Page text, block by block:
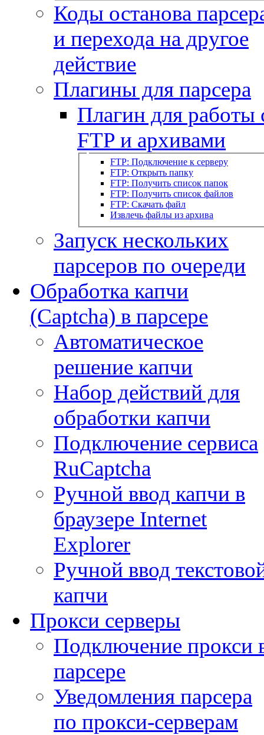
Коды останова
и перехода на другое
действие
Плагины для парсера
Плагин для работы
FTP и архивами
FTP: Подключение к серверу
FTP: Открыть папку
FTP: Получить список папок
FTP: Получить список файлов
FTP: Скачать файл
Извлечь файлы из архива
Запуск нескольких
парсеров по очереди
Обработка капчи
(Captcha) в парсере
Автоматическое
решение капчи
Набор действий для
обработки капчи
Подключение сервиса
RuCaptcha
Ручной ввод капчи в
браузере Internet
Explorer
Ручной ввод
капчи
Прокси серверы
Подключение прокси
парсере
Уведомления парсера
по прокси-серверам